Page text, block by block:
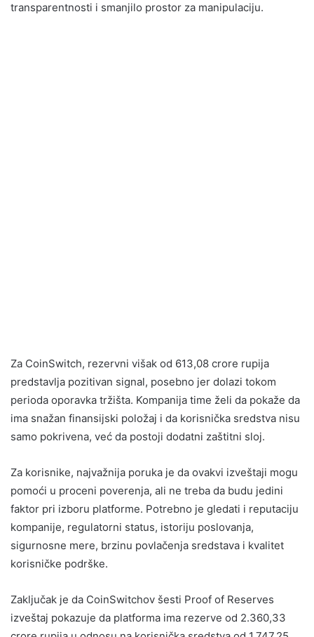
transparentnosti i smanjilo prostor za manipulaciju.
Za CoinSwitch, rezervni višak od 613,08 crore rupija
predstavlja pozitivan signal, posebno jer dolazi tokom
perioda oporavka tržišta. Kompanija time želi da pokaže da
ima snažan finansijski položaj i da korisnička sredstva nisu
samo pokrivena, već da postoji dodatni zaštitni sloj.
Za korisnike, najvažnija poruka je da ovakvi izveštaji mogu
pomoći u proceni poverenja, ali ne treba da budu jedini
faktor pri izboru platforme. Potrebno je gledati i reputaciju
kompanije, regulatorni status, istoriju poslovanja,
sigurnosne mere, brzinu povlačenja sredstava i kvalitet
korisničke podrške.
Zaključak je da CoinSwitchov šesti Proof of Reserves
izveštaj pokazuje da platforma ima rezerve od 2.360,33